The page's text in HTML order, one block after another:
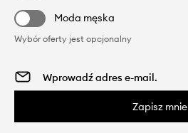
Moda męska
Wybór oferty jest opcjonalny
Zapisz mnie